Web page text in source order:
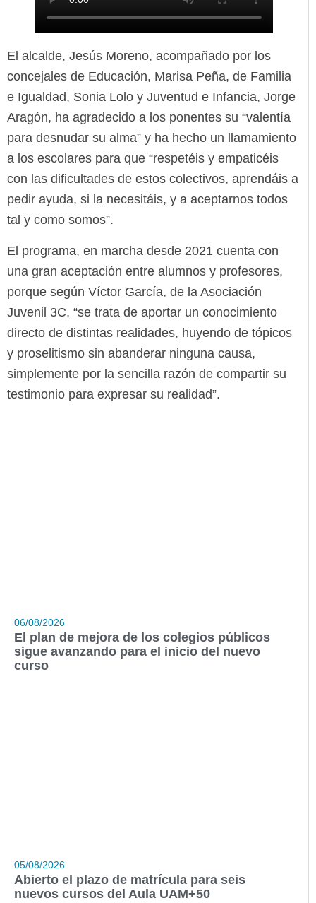
El alcalde, Jesús Moreno, acompañado por los
concejales de Educación, Marisa Peña, de Familia
e Igualdad, Sonia Lolo y Juventud e Infancia, Jorge
Aragón, ha agradecido a los ponentes su “valentía
para desnudar su alma” y ha hecho un llamamiento
a los escolares para que “respetéis y empaticéis
con las dificultades de estos colectivos, aprendáis a
pedir ayuda, si la necesitáis, y a aceptarnos todos
tal y como somos”.
El programa, en marcha desde 2021 cuenta con
una gran aceptación entre alumnos y profesores,
porque según Víctor García, de la Asociación
Juvenil 3C, “se trata de aportar un conocimiento
directo de distintas realidades, huyendo de tópicos
y proselitismo sin abanderar ninguna causa,
simplemente por la sencilla razón de compartir su
testimonio para expresar su realidad”.
06/08/2026
El plan de mejora de los colegios públicos
sigue avanzando para el inicio del nuevo
curso
05/08/2026
Abierto el plazo de matrícula para seis
nuevos cursos del Aula UAM+50